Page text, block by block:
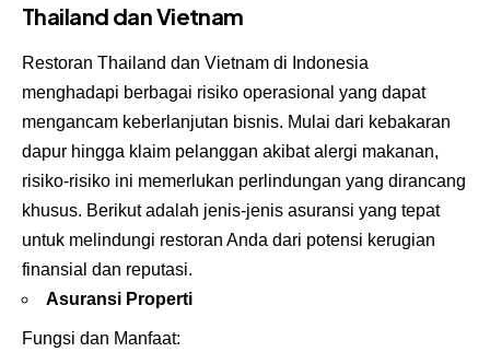
Thailand dan Vietnam
Restoran Thailand dan Vietnam di Indonesia
menghadapi berbagai risiko operasional yang dapat
mengancam keberlanjutan bisnis. Mulai dari kebakaran
dapur hingga klaim pelanggan akibat alergi makanan,
risiko-risiko ini memerlukan perlindungan yang dirancang
khusus. Berikut adalah jenis-jenis asuransi yang tepat
untuk melindungi restoran Anda dari potensi kerugian
finansial dan reputasi.
Asuransi Properti
Fungsi dan Manfaat: